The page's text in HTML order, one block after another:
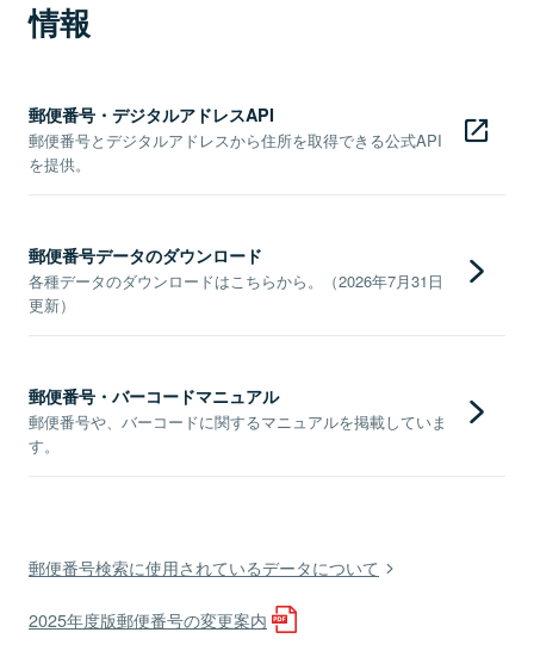
情報
郵便番号・デジタルアドレスAPI
郵便番号とデジタルアドレスから住所を取得できる公式API
を提供。
郵便番号データのダウンロード
各種データのダウンロードはこちらから。（2026年7月31日
更新）
郵便番号・バーコードマニュアル
郵便番号や、バーコードに関するマニュアルを掲載していま
す。
郵便番号検索に使用されているデータについて
2025年度版郵便番号の変更案内